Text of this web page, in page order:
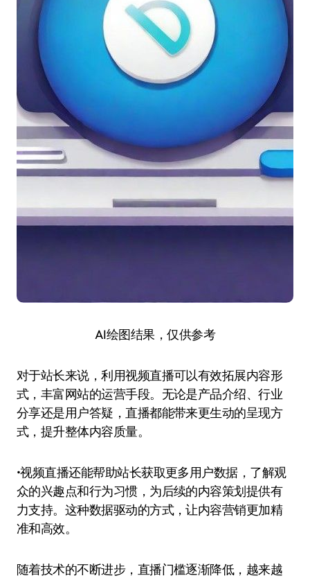
AI绘图结果，仅供参考
对于站长来说，利用视频直播可以有效拓展内容形
式，丰富网站的运营手段。无论是产品介绍、行业
分享还是用户答疑，直播都能带来更生动的呈现方
式，提升整体内容质量。
•视频直播还能帮助站长获取更多用户数据，了解观
众的兴趣点和行为习惯，为后续的内容策划提供有
力支持。这种数据驱动的方式，让内容营销更加精
准和高效。
随着技术的不断进步，直播门槛逐渐降低，越来越